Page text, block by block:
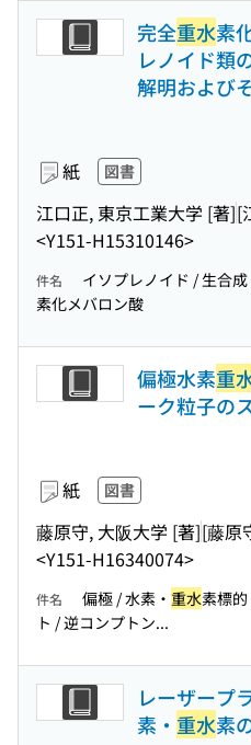
完全重水素
レノイド類
解明および
紙 図書
江口正, 東京工業大学 [著][
<Y151-H15310146>
件名 イソプレノイド / 生合
素化メバロン酸
偏極水素重
ーク粒子の
紙 図書
藤原守, 大阪大学 [著][藤原
<Y151-H16340074>
件名 偏極 / 水素・ 重水素標
ト / 逆コンプトン...
レーザープ
素・ 重水素